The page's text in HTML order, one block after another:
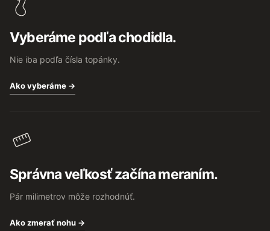
Vyberáme podľa chodidla.
Nie iba podľa čísla topánky.
Ako vyberáme →
Správna veľkosť začína meraním.
Pár milimetrov môže rozhodnúť.
Ako zmerať nohu →